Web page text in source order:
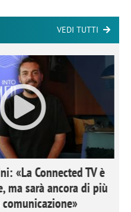
VEDI TUTTI
«La Connected TV è
ma sarà ancora di più